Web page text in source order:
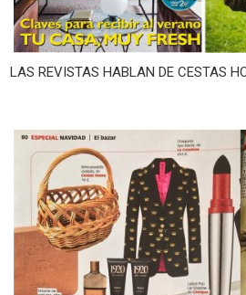
LAS REVISTAS HABLAN DE CESTAS